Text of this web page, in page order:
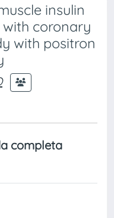
insulin
coronary
with positron
completa